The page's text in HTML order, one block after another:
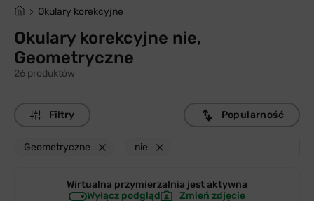
Okulary korekcyjne
Okulary korekcyjne nie,
Geometryczne
26 produktów
Filtry
Geometryczne nie
Popularność
Wirtualna przymierzalnia jestaktywna
Wyłącz podgląd
Zmień zdjęcie